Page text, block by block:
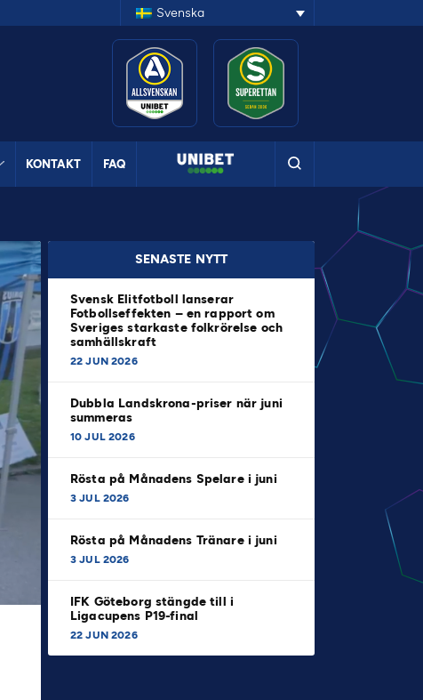
Svenska
KONTAKT FAQ
SENASTE NYTT
Svensk Elitfotboll lanserar
Fotbollseffekten – en rapport om
Sveriges starkaste folkrörelse och
samhällskraft
22 JUN 2026
Dubbla Landskrona-priser när juni
summeras
10 JUL 2026
Rösta på Månadens Spelare i juni
3 JUL 2026
Rösta på Månadens Tränare i juni
3 JUL 2026
IFK Göteborg stängde till i
Ligacupens P19-final
22 JUN 2026